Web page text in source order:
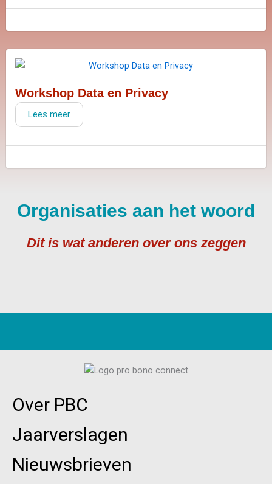
Workshop Data en Privacy
Lees meer
Organisaties aan het woord
Dit is wat anderen over ons zeggen
Over PBC
Jaarverslagen
Nieuwsbrieven